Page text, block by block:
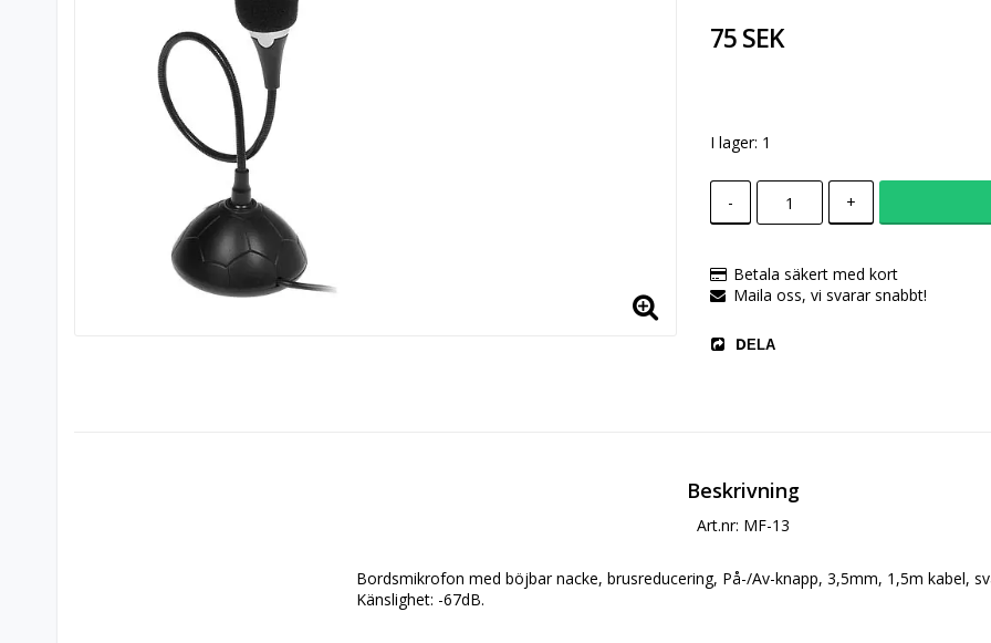
75 SEK
I lager: 1
- +
Betala säkert med kort
Maila oss, vi svarar snabbt!
DELA
Beskrivning
Art.nr: MF-13
Bordsmikrofon med böjbar nacke, brusreducering, På-/Av-knapp, 3,5mm, 1,5m kabel,
Känslighet: -67dB.